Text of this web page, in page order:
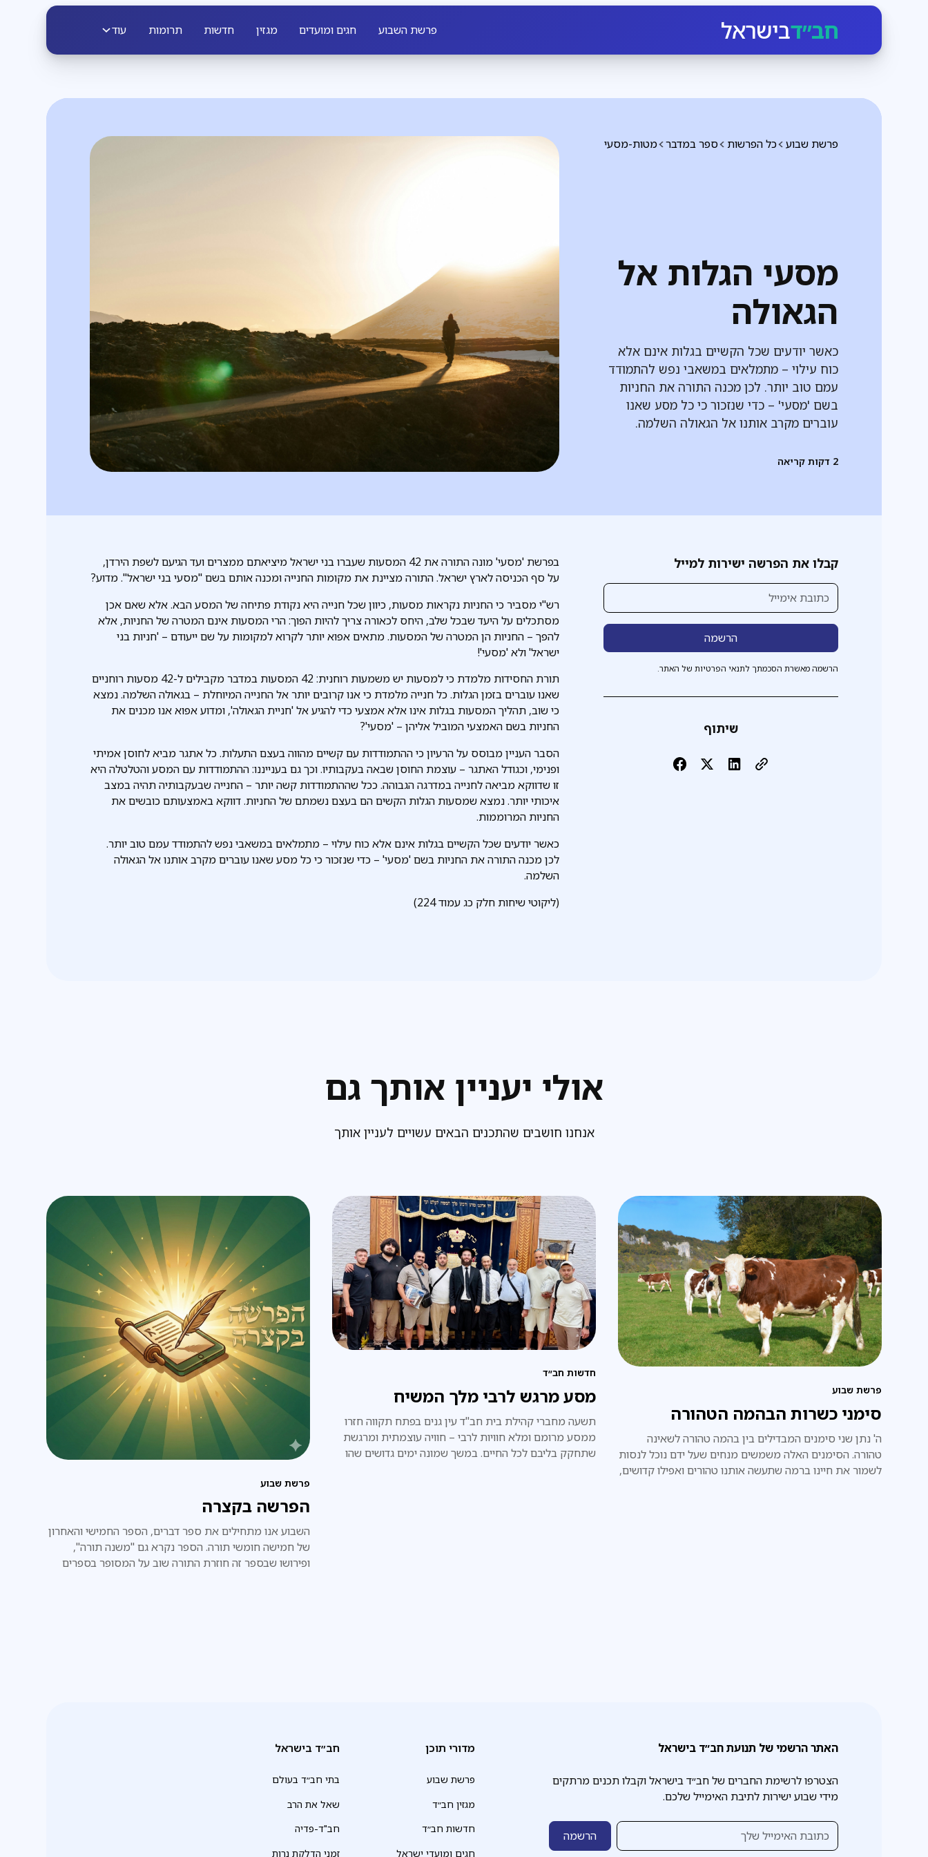
חב״דבישראל פרשת השבוע חגים ומועדים מגזין חדשות תרומות עוד
מטות-מסעי ספר במדבר כל הפרשות פרשת שבוע
מסעי הגלות אל
הגאולה
כאשר יודעים שכל הקשיים בגלות אינם אלא
כוח עילוי – מתמלאים במשאבי נפש להתמודד
עמם טוב יותר. לכן מכנה התורה את החניות
בשם 'מסעי' – כדי שנזכור כי כל מסע שאנו
עוברים מקרב אותנו אל הגאולה השלמה.
2 דקות קריאה
קבלו את הפרשה ישירות למייל
הרשמה מאשרת הסכמתך לתנאי הפרטיות של האתר.
שיתוף
בפרשת 'מסעי' מונה התורה את 42 המסעות שעברו בני ישראל מיציאתם ממצרים ועד הגיעם לשפת הירדן,
על סף הכניסה לארץ ישראל. התורה מציינת את מקומות החנייה ומכנה אותם בשם "מסעי בני ישראל". מדוע?
רש"י מסביר כי החניות נקראות מסעות, כיוון שכל חנייה היא נקודת פתיחה של המסע הבא. אלא שאם אכן
מסתכלים על היעד שבכל שלב, היחס לכאורה צריך להיות הפוך: הרי המסעות אינם המטרה של החניות, אלא
להפך – החניות הן המטרה של המסעות. מתאים אפוא יותר לקרוא למקומות על שם ייעודם – 'חניות בני
ישראל' ולא 'מסעי'!
תורת החסידות מלמדת כי למסעות יש משמעות רוחנית: 42 המסעות במדבר מקבילים ל-42 מסעות רוחניים
שאנו עוברים בזמן הגלות. כל חנייה מלמדת כי אנו קרובים יותר אל החנייה המיוחלת – בגאולה השלמה. נמצא
כי שוב, תהליך המסעות בגלות אינו אלא אמצעי כדי להגיע אל 'חניית הגאולה', ומדוע אפוא אנו מכנים את
החניות בשם האמצעי המוביל אליהן – 'מסעי'?
הסבר העניין מבוסס על הרעיון כי ההתמודדות עם קשיים מהווה בעצם התעלות. כל אתגר מביא לחוסן אמיתי
ופנימי, וכגודל האתגר – עוצמת החוסן שבאה בעקבותיו. וכך גם בענייננו: ההתמודדות עם המסע והטלטלה היא
זו שדווקא מביאה לחנייה במדרגה הגבוהה. ככל שההתמודדות קשה יותר – החנייה שבעקבותיה תהיה במצב
איכותי יותר. נמצא שמסעות הגלות הקשים הם בעצם נשמתם של החניות. דווקא באמצעותם כובשים את
החניות המרוממות.
כאשר יודעים שכל הקשיים בגלות אינם אלא כוח עילוי – מתמלאים במשאבי נפש להתמודד עמם טוב יותר.
לכן מכנה התורה את החניות בשם 'מסעי' – כדי שנזכור כי כל מסע שאנו עוברים מקרב אותנו אל הגאולה
השלמה.
(ליקוטי שיחות חלק כג עמוד 224)
אולי יעניין אותך גם
אנחנו חושבים שהתכנים הבאים עשויים לעניין אותך
פרשת שבוע
סימני כשרות הבהמה הטהורה
ה' נתן שני סימנים המבדילים בין בהמה טהורה לשאינה
טהורה. הסימנים האלה משמשים מנחים שעל ידם נוכל לנסות
לשמור את חיינו ברמה שתעשה אותנו טהורים ואפילו קדושים,
חדשות חב״ד
מסע מרגש לרבי מלך המשיח
​תשעה מחברי קהילת בית חב"ד עין גנים בפתח תקווה חזרו
ממסע מרומם ומלא חוויות לרבי – חוויה עוצמתית ומרגשת
שתחקק בליבם לכל החיים. במשך שמונה ימים גדושים שהו
פרשת שבוע
הפרשה בקצרה
השבוע אנו מתחילים את ספר דברים, הספר החמישי והאחרון
של חמישה חומשי תורה. הספר נקרא גם "משנה תורה",
ופירושו שבספר זה חוזרת התורה שוב על המסופר בספרים
האתר הרשמי של תנועת חב״ד בישראל
הצטרפו לרשימת החברים של חב״ד בישראל וקבלו תכנים מרתקים
מידי שבוע ישירות לתיבת האימייל שלכם.
מדורי תוכן
פרשת שבוע
מגזין חב״ד
חדשות חב״ד
חגים ומועדי ישראל
חב״ד בישראל
בתי חב״ד בעולם
שאל את הרב
חב"ד-פדיה
זמני הדלקת נרות